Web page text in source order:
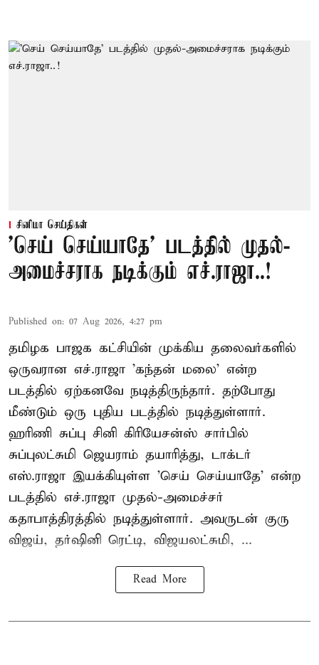
சினிமா செய்திகள்
'செய் செய்யாதே' படத்தில் முதல்-
அமைச்சராக நடிக்கும் எச்.ராஜா..!
Published on: 07 Aug 2026, 4:27 pm
தமிழக பாஜக கட்சியின் முக்கிய தலைவர்களில்
ஒருவரான எச்.ராஜா 'கந்தன் மலை' என்ற
படத்தில் ஏற்கனவே நடித்திருந்தார். தற்போது
மீண்டும் ஒரு புதிய படத்தில் நடித்துள்ளார்.
ஹரிணி சுப்பு சினி கிரியேசன்ஸ் சார்பில்
சுப்புலட்சுமி ஜெயராம் தயாரித்து, டாக்டர்
எஸ்.ராஜா இயக்கியுள்ள 'செய் செய்யாதே' என்ற
படத்தில் எச்.ராஜா முதல்-அமைச்சர்
கதாபாத்திரத்தில் நடித்துள்ளார். அவருடன் குரு
விஜய், தர்ஷினி ரெட்டி, விஜயலட்சுமி, ...
Read More